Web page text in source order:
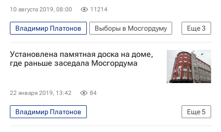
10 августа 2019, 08:00 11214
Еще3
Владимир Платонов
Выборы в Мосгордуму
Политика
Москва
Московская городская дума
Установлена памятная доска на доме,
где раньше заседала Мосгордума
22 января 2019, 13:42 84
Еще5
Владимир Платонов
Новости - Недвижимость
Евгений Бунимович